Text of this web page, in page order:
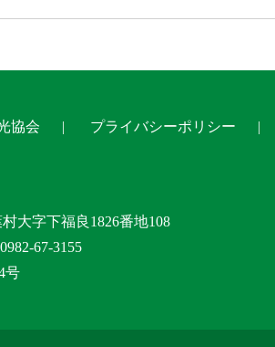
協会 プライバシーポリシー
大字下福良1826番地108
67-3155
号